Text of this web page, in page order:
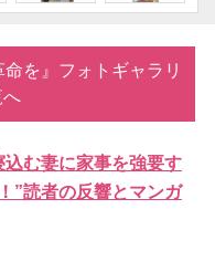
を』フォトギャラリ
へ
込む妻に家事を強要す
”読者の反響とマンガ